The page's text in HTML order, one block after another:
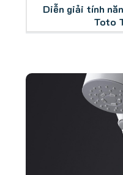
Diễn giải tính
Toto